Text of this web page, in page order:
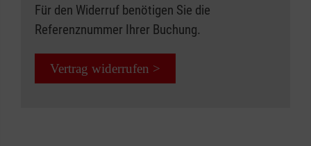
Für den Widerruf benötigen Sie die
Referenznummer Ihrer Buchung.
Vertrag widerrufen >